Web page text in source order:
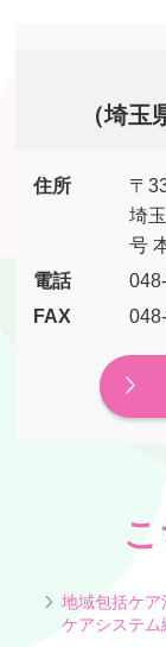
（埼玉
住所
〒
埼
号
電話
FAX
地域包括ケ
ケアシステム